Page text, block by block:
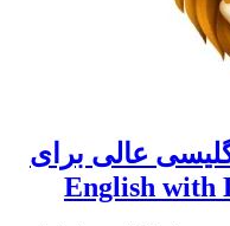
عالی برای